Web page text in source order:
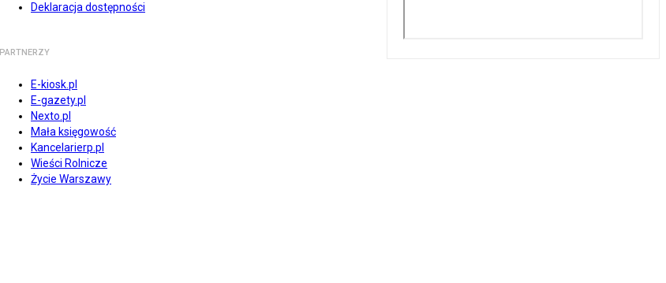
Deklaracja dostępności
PARTNERZY
E-kiosk.pl
E-gazety.pl
Nexto.pl
Mała księgowość
Kancelarierp.pl
Wieści Rolnicze
Życie Warszawy